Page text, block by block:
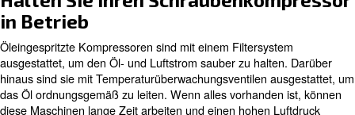
Ein Hauptgrund für die Öleinspritzung ist die
Überhitzung. Wenn Öl eingefüllt wird, fließt es um den
Maschine, um den Motor kühl zu halten. Dieser
dazu bei, Ausfallzeiten zu reduzieren und Ihre
zu stark aufzuheizen.